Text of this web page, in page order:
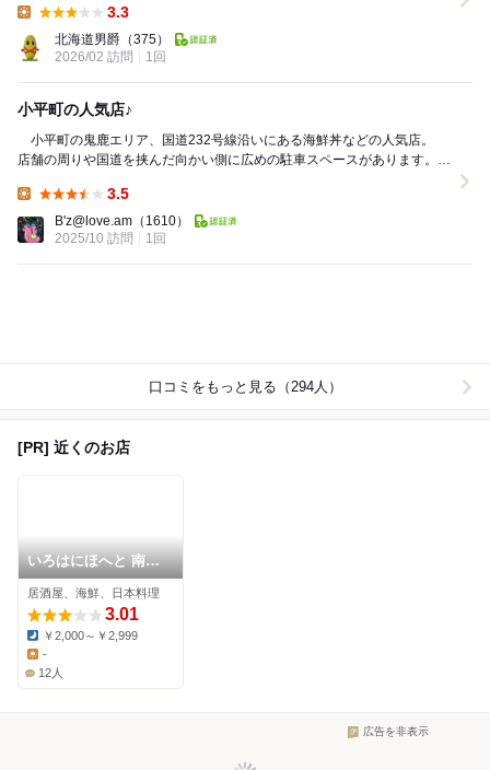
3.3
北海道男爵 （375）
2026/02 訪問
1回
小平町の人気店♪
小平町の鬼鹿エリア、国道232号線沿いにある海鮮丼などの人気店。
店舗の周りや国道を挟んだ向かい側に広めの駐車スペースがあります。
3.5
B'z@love.am （1610）
2025/10 訪問
1回
口コミをもっと見る（294人）
[PR] 近くのお店
いろはにほへと 南稚
内店
居酒屋、海鮮、日本料理
3.01
Dinner:
￥2,000～￥2,999
Lunch:
-
12人
広告を非表示